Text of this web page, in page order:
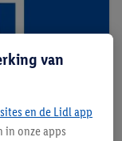
van
en de Lidl app
in onze apps